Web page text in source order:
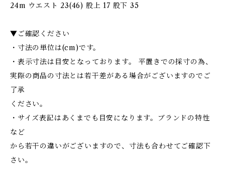
24m ウエスト 23(46) 股上 17 股下 35
▼ご確認ください
・寸法の単位は(cm)です。
・表示寸法は目安となっております。 平置きでの採寸の為、
実際の商品の寸法とは若干差がある場合がございますのでご
了承
ください。
・サイズ表記はあくまでも目安になります。ブランドの特性
など
から若干の違いがございますので、寸法も合わせてご確認下
さい。